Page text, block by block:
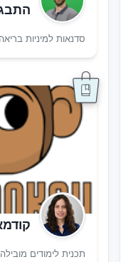
סדנאות למיניות
תכנית לימודים